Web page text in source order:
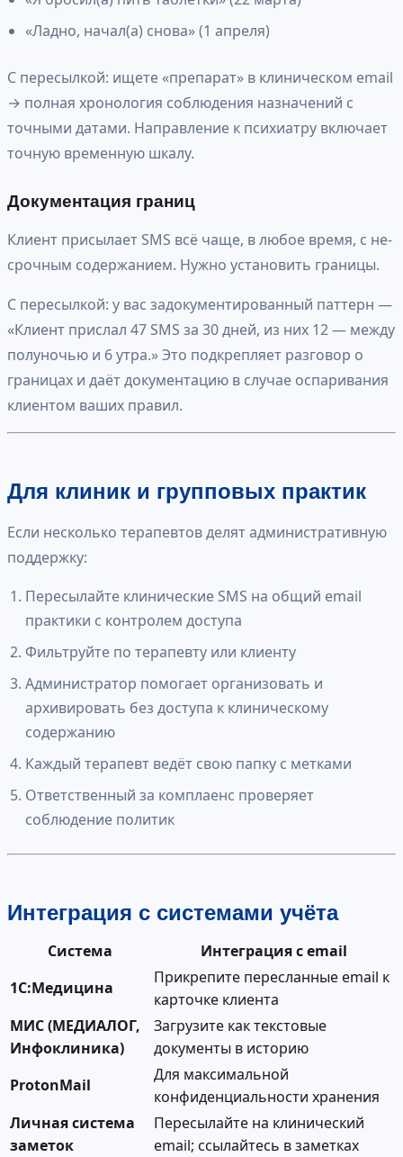
«Ладно, начал(а) снова» (1 апреля)
С пересылкой: ищете «препарат» в клиническом email
→ полная хронология соблюдения назначений с
точными датами. Направление к психиатру включает
точную временную шкалу.
Документация границ
Клиент присылает SMS всё чаще, в любое время, с не-
срочным содержанием. Нужно установить границы.
С пересылкой: у вас задокументированный паттерн —
«Клиент прислал 47 SMS за 30 дней, из них 12 — между
полуночью и 6 утра.» Это подкрепляет разговор о
границах и даёт документацию в случае оспаривания
клиентом ваших правил.
Для клиник и групповых практик
Если несколько терапевтов делят административную
поддержку:
Пересылайте клинические SMS на общий email
практики с контролем доступа
Фильтруйте по терапевту или клиенту
Администратор помогает организовать и
архивировать без доступа к клиническому
содержанию
Каждый терапевт ведёт свою папку с метками
Ответственный за комплаенс проверяет
соблюдение политик
Интеграция с системами учёта
Система
Интеграция с email
1С:Медицина
Прикрепите пересланные email к
карточке клиента
МИС (МЕДИАЛОГ,
Инфоклиника)
Загрузите как текстовые
документы в историю
ProtonMail
Для максимальной
конфиденциальности хранения
Личная система
заметок
Пересылайте на клинический
email; ссылайтесь в заметках